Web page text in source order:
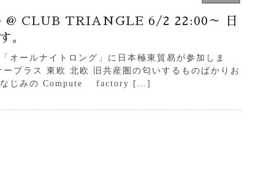
CLUB TRIANGLE 6/2 22:00～ 日
。
オールナイトロング」に日本極東貿易が参加しま
プラス 東欧 北欧 旧共産圏の匂いするものばかりお
なじみの Compute factory […]